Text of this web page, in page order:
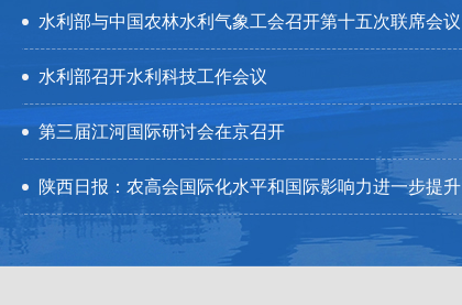
水利部与中国农林水利气象工会召开第十五次联席会议
水利部召开水利科技工作会议
第三届江河国际研讨会在京召开
陕西日报：农高会国际化水平和国际影响力进一步提升